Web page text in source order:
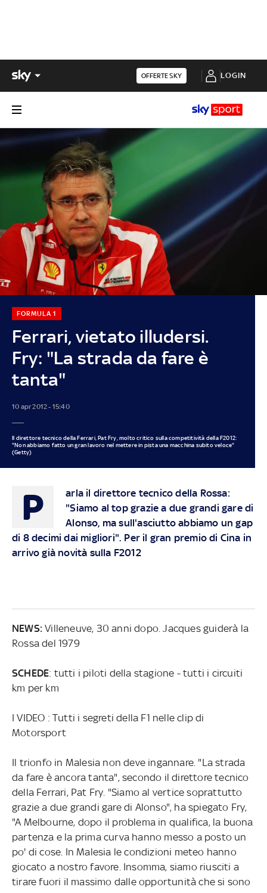
OFFERTE SKY LOGIN
Ferrari, vietato illudersi.
Fry: "La strada da fare è
tanta"
FORMULA 1
10 apr 2012 - 15:40
Il direttore tecnico della Ferrari, Pat Fry, molto critico sulla competitività della F2012:
"Non abbiamo fatto un gran lavoro nel mettere in pista una macchina subito veloce"
(Getty)
P
arla il direttore tecnico della Rossa:
"Siamo al top grazie a due grandi gare di
Alonso, ma sull'asciutto abbiamo un gap
di 8 decimi dai migliori". Per il gran premio di Cina in
arrivo già novità sulla F2012
NEWS:Villeneuve, 30 anni dopo. Jacques guiderà la
Rossa del 1979
SCHEDE: tutti i piloti della stagione - tutti i circuiti
km per km
I VIDEO : Tutti i segreti della F1 nelle clip di
Motorsport
Il trionfo in Malesia non deve ingannare. "La strada
da fare è ancora tanta", secondo il direttore tecnico
della Ferrari, Pat Fry. "Siamo al vertice soprattutto
grazie a due grandi gare di Alonso", ha spiegato Fry,
"A Melbourne, dopo il problema in qualifica, la buona
partenza e la prima curva hanno messo a posto un
po' di cose. In Malesia le condizioni meteo hanno
giocato a nostro favore. Insomma, siamo riusciti a
tirare fuori il massimo dalle opportunità che si sono